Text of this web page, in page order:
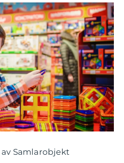
Samlarobjekt